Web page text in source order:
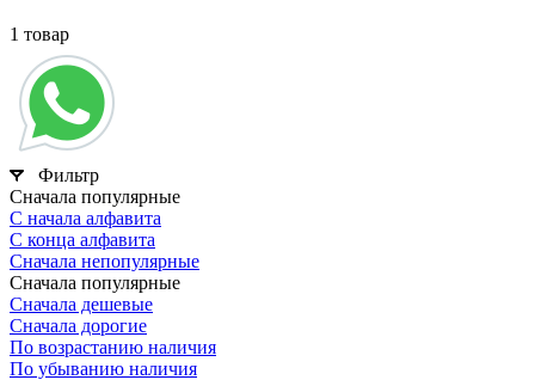
1 товар
Фильтр
Сначала популярные
С начала алфавита
С конца алфавита
Сначала непопулярные
Сначала популярные
Сначала дешевые
Сначала дорогие
По возрастанию наличия
По убыванию наличия